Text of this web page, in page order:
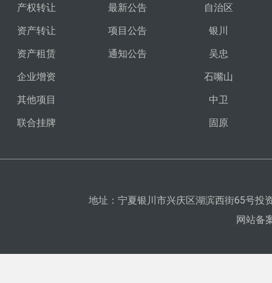
产权转让
资产转让
资产租赁
企业增资
其他项目
联合挂牌
最新公告
项目公告
通知公告
自治区
银川
吴忠
石嘴山
中卫
固原
地址：宁夏银川市兴庆区湖滨西街65号投
网站备